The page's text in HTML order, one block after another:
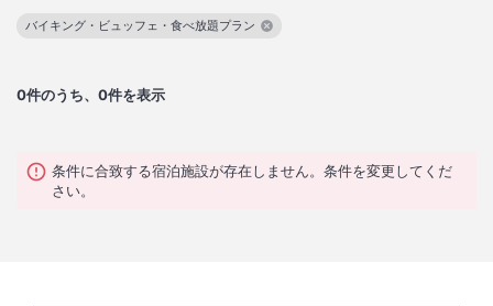
0件のうち、0件を表示
バイキング・ビュッフェ・食べ放題プラン
この絞り込み条件を解除
条件に合致する宿泊施設が存在しません。条件を変更してくだ
さい。